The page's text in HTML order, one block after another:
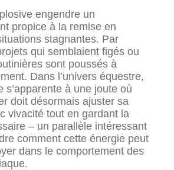
engendre un
propice à la remise en
stagnantes. Par
qui semblaient figés ou
sont poussés à
Dans l’univers équestre,
s’apparente à une joute où
doit désormais ajuster sa
vivacité tout en gardant la
– un parallèle intéressant
comment cette énergie peut
dans le comportement des